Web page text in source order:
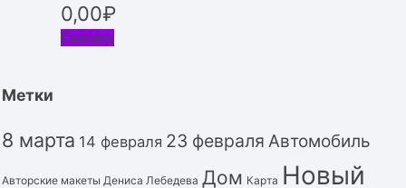
0,00₽
Скачать
Метки
8 марта 14 февраля 23 февраля Автомобиль
Авторские макеты Дениса Лебедева Дом Карта Новый